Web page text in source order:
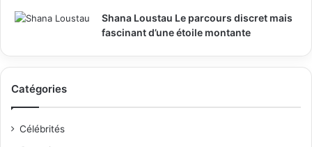
Shana Loustau Le parcours discret mais
fascinant d’une étoile montante
Catégories
Célébrités